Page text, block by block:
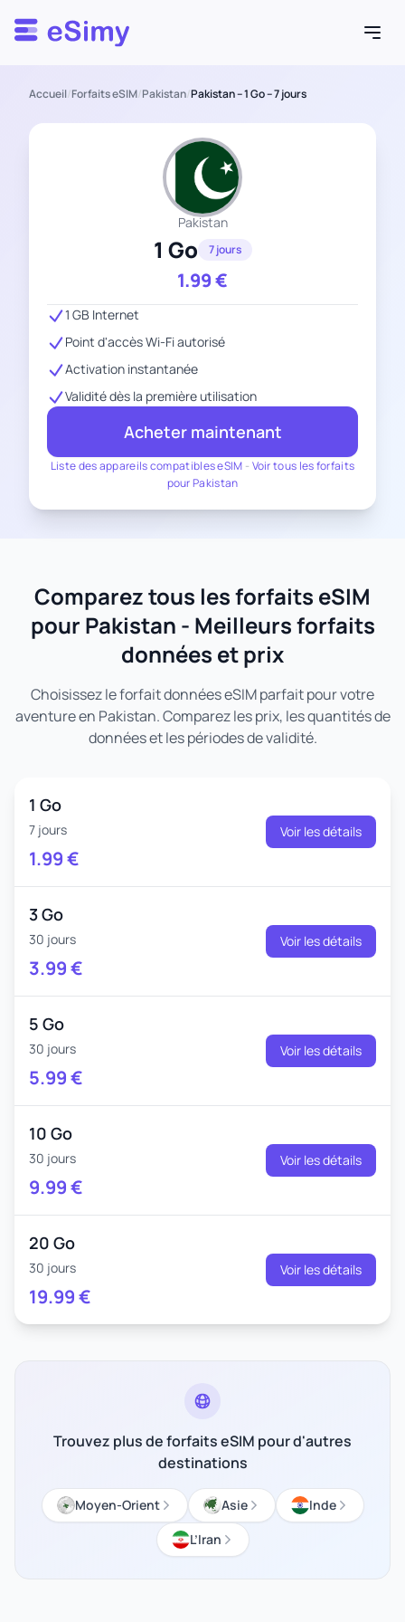
Esimy
Accueil/Forfaits eSIM/Pakistan/Pakistan – 1 Go – 7 jours
Pakistan
1 Go 7 jours
1.99€
Liste des appareils compatibles eSIM - Voir tous les forfaits
pour Pakistan
1 GB Internet
Point d'accès Wi-Fi autorisé
Activation instantanée
Validité dès la première utilisation
Acheter maintenant
Comparez tous les forfaits eSIM
pour Pakistan - Meilleurs forfaits
données et prix
Choisissez le forfait données eSIM parfait pour votre
aventure en Pakistan. Comparez les prix, les quantités de
données et les périodes de validité.
1 Go
7 jours
1.99€
Voir les détails
3 Go
30 jours
3.99€
Voir les détails
5 Go
30 jours
5.99€
Voir les détails
10 Go
30 jours
9.99€
Voir les détails
20 Go
30 jours
19.99€
Voir les détails
Trouvez plus de forfaits eSIM pour d'autres
destinations
Moyen-Orient Asie
Inde
L’Iran